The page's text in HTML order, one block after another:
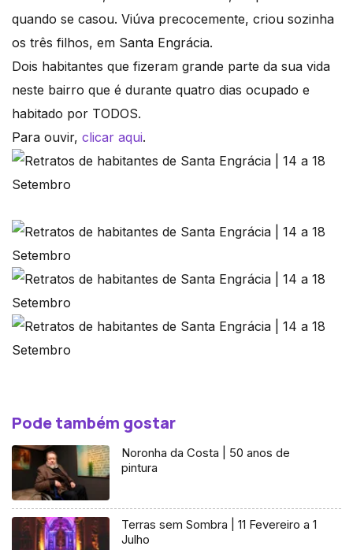
quando se casou. Viúva precocemente, criou sozinha
os três filhos, em Santa Engrácia.
Dois habitantes que fizeram grande parte da sua vida
neste bairro que é durante quatro dias ocupado e
habitado por TODOS.
Para ouvir, clicar aqui.
Pode também gostar
Noronha da Costa | 50 anos de
pintura
Terras sem Sombra | 11 Fevereiro a 1
Julho